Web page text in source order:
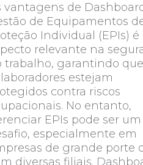
vantagens de
de Equipamentos
Individual (EPIs) é
relevante na
trabalho, garantindo
estejam
contra riscos
No entanto,
EPIs pode ser um
especialmente em
de grande porte
diversas filiais.